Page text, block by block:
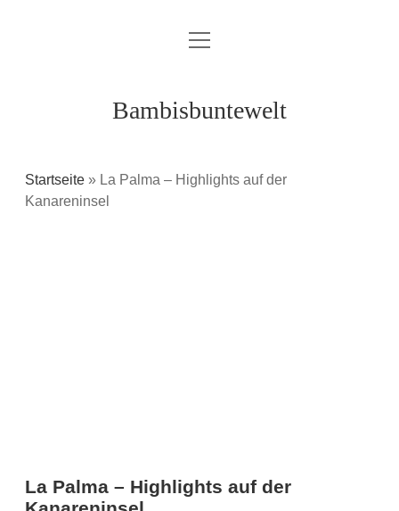
Über mich / Kontakt
Cookie-Richtlinie (EU)
Menü
Bambisbuntewelt
Startseite » La Palma – Highlights auf der
Kanareninsel
La Palma – Highlights auf der